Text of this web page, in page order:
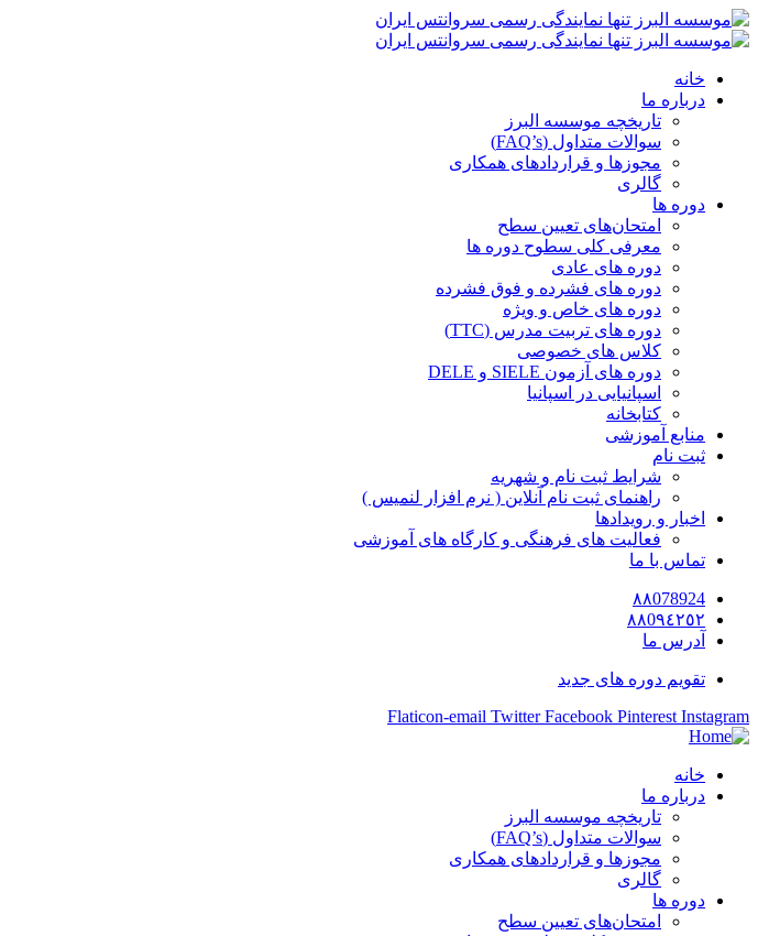
خانه
درباره ما
تاریخچه موسسه البرز
سوالات متداول (FAQ’s)
مجوزها و قراردادهای همکاری
گالری
دوره ها
امتحان‌های تعیین سطح
معرفی کلی سطوح دوره ها
دوره های عادی
دوره های فشرده و فوق فشرده
دوره های خاص و ویژه
دوره های تربیت مدرس (TTC)
کلاس های خصوصی
دوره های آزمون SIELE و DELE
اسپانیایی در اسپانیا
کتابخانه
منابع آموزشی
ثبت نام
شرایط ثبت نام و شهریه
راهنمای ثبت نام آنلاین ( نرم افزار لنمیس )
اخبار و رویدادها
فعالیت های فرهنگی و کارگاه های آموزشی
تماس با ما
٨٨078924
٨٨0٩٤٢٥٢
آدرس ما
تقویم دوره های جدید
Flaticon-email Twitter Facebook Pinterest Instagram
خانه
درباره ما
تاریخچه موسسه البرز
سوالات متداول (FAQ’s)
مجوزها و قراردادهای همکاری
گالری
دوره ها
امتحان‌های تعیین سطح